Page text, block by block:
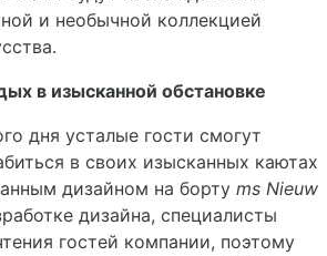
и необычной коллекцией
в изысканной обстановке
дня усталые гости смогут
в своих изысканных каютах
дизайном на борту ms Nieuw
дизайна, специалисты
гостей компании, поэтому